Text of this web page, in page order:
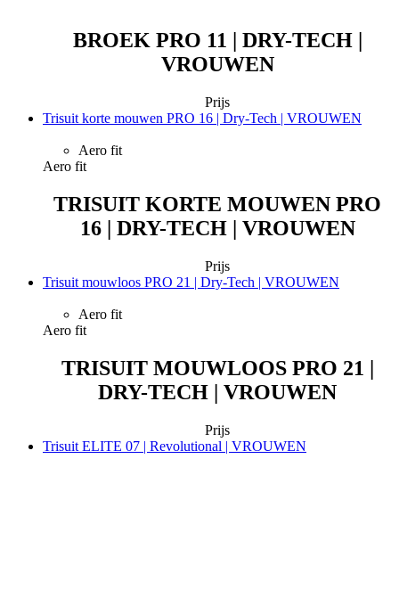
BROEK PRO 11 | DRY-TECH |
VROUWEN
Prijs
Trisuit korte mouwen PRO 16 | Dry-Tech | VROUWEN
Aero fit
Aero fit
TRISUIT KORTE MOUWEN PRO
16 | DRY-TECH | VROUWEN
Prijs
Trisuit mouwloos PRO 21 | Dry-Tech | VROUWEN
Aero fit
Aero fit
TRISUIT MOUWLOOS PRO 21 |
DRY-TECH | VROUWEN
Prijs
Trisuit ELITE 07 | Revolutional | VROUWEN